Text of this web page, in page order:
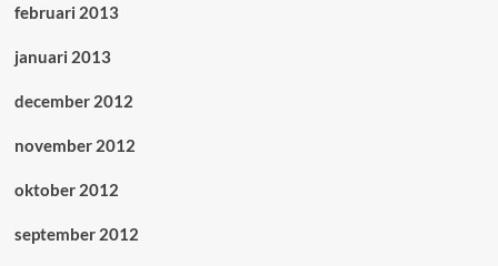
februari 2013
januari 2013
december 2012
november 2012
oktober 2012
september 2012